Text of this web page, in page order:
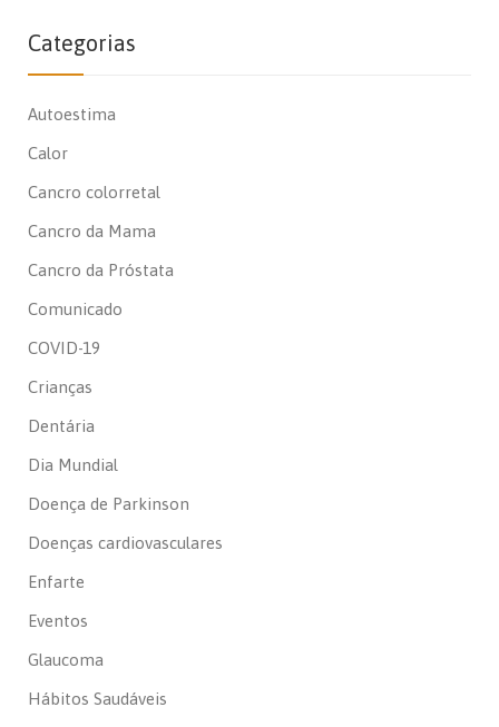
Categorias
Autoestima
Calor
Cancro colorretal
Cancro da Mama
Cancro da Próstata
Comunicado
COVID-19
Crianças
Dentária
Dia Mundial
Doença de Parkinson
Doenças cardiovasculares
Enfarte
Eventos
Glaucoma
Hábitos Saudáveis